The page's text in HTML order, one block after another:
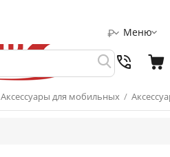
Меню
₽
Аксессуары для мобильных /